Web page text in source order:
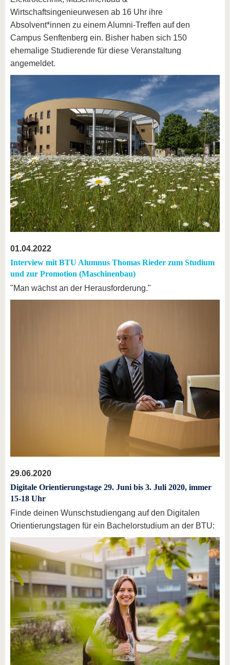
Wirtschaftsingenieurwesen ab 16 Uhr ihre
Absolvent*innen zu einem Alumni-Treffen auf den
Campus Senftenberg ein. Bisher haben sich 150
ehemalige Studierende für diese Veranstaltung
angemeldet.
01.04.2022
Interview mit BTU Alumnus Thomas Rieder zum Studium
und zur Promotion (Maschinenbau)
"Man wächst an der Herausforderung."
29.06.2020
Digitale Orientierungstage 29. Juni bis 3. Juli 2020, immer
15-18 Uhr
Finde deinen Wunschstudiengang auf den Digitalen
Orientierungstagen für ein Bachelorstudium an der BTU: